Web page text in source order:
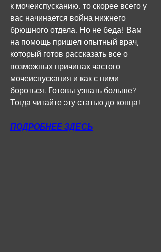
к мочеиспусканию, то скорее всего у
вас начинается война нижнего
брюшного отдела. Но не беда! Вам
на помощь пришел опытный врач,
который готов рассказать все о
возможных причинах частого
мочеиспускания и как с ними
бороться. Готовы узнать больше?
Тогда читайте эту статью до конца!
ПОДРОБНЕЕ ЗДЕСЬ